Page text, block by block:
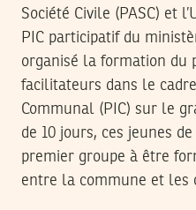
Société Civile (PASC) et
PIC participatif du
organisé la formation du
facilitateurs dans le
Communal (PIC) sur le
de 10 jours, ces jeunes
premier groupe à être
entre la commune et les